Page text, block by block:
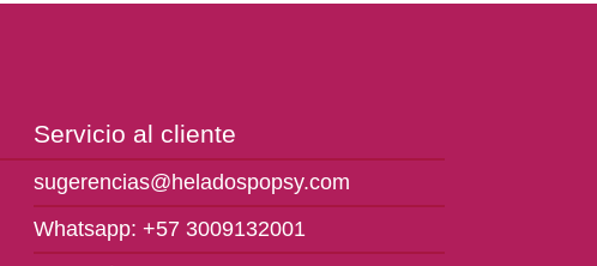
Servicio al cliente
sugerencias@heladospopsy.com
Whatsapp: +57 3009132001